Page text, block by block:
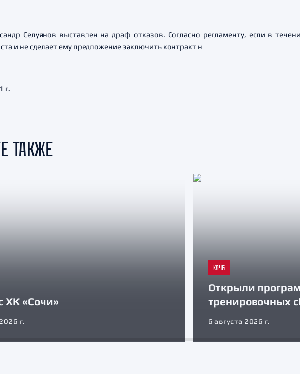
Селуянов выставлен на драф отказов. Согласно регламенту, если в
и не сделает ему предложение заключить контракт н
г.
ТАКЖЕ
ХК «Сочи»
г.
КЛУБ
Открыли
тренировочных
6 августа 2026 г.